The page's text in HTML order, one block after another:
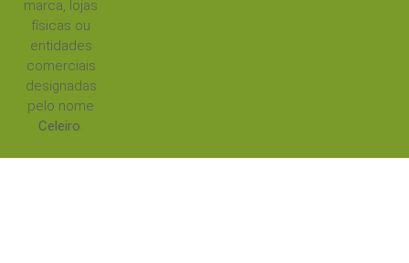
marca, lojas
físicas ou
entidades
comerciais
designadas
pelo nome
Celeiro.